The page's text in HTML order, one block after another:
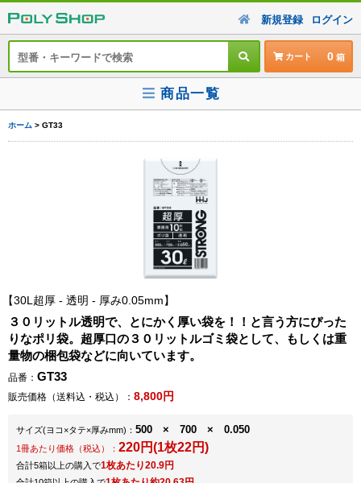
新規登録 ログイン
カート 0
商品一覧
ホーム > GT33
30L超厚 - 透明 - 厚み0.05mm
３０リットル透明で、とにかく厚い袋を！！と言う方にぴった
りなポリ袋。超厚口の３０リットルゴミ袋として、もしくは重
量物の梱包袋などに向いています。
品番： GT33
販売価格（送料込・税込）： 8,800円
サイズ(ヨコ×タテ×厚みmm) ： 500 × 700 × 0.050
1冊あたり価格（税込）： 220円(1枚22円)
合計5箱以上の購入で1枚あたり20.9円